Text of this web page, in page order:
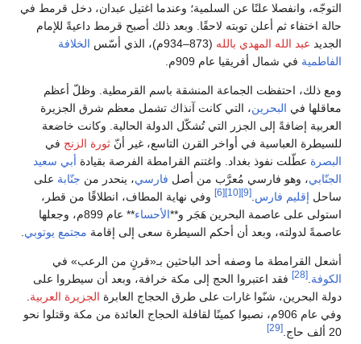
التوجّه، وانفصلا علنًا عن السلمية؛ وعندما اغتيل عبدان، دخل قرمط في
حالة اختفاء ثم أعلن توبته لاحقًا. وبعد ذلك أصبح قرمط داعيةً للإمام
الجديد عبد الله المهدي بالله(873–934م)، الذي أسّس
الخلافة
الفاطميةفي شمال أفريقيا عام 909م.
ومع ذلك، احتفظت الجماعة المنشقة باسم القرمطية. وظلّ أعظم
معاقلها في البحرين، التي كانت آنذاك تشمل معظم شرق الجزيرة
العربية إضافةً إلى الجزر التي تُشكّل الدولة الحالية. وكانت خاضعة
للسيطرة العباسية في أواخر القرن التاسع، غير أنّ ثورة الزنجفي
البصرةعطّلت نفوذ بغداد. واغتنم القرامطة الفرصة بقيادة أبي سعيد
الجنّابي ، وهو فارسي مُعرَّب من أصل فارسي ، ينحدر من جنّابةعلى
ساحل إقليم فارس .
[10]
[6]
وفي نهاية المطاف، انطلاقًا من قطر،
استولى على عاصمة البحرين هَجَر و**الأحساء
** عام 899م، وجعلها
عاصمةً لدولته، وبعد أن أحكم السيطرة سعى إلى إقامة مجتمع يوتوبي .
أشعل القرامطة ما وصفه أحد الباحثين بـ«قرنٍ من الرعب» في
الكوفة.
فقد اعتبروا الحج إلى مكة خرافة، وبعد أن سيطروا على
دولة البحرين، شنّوا غارات على طرق الحجاج العابرة الجزيرة العربية.
وفي عام 906م، نصبوا كمينًا لقافلة الحجاج العائدة من مكة وقتلوا نحو
20 ألف حاج.